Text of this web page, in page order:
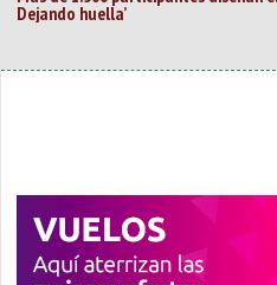
Dejando huella’